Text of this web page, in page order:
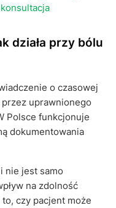
działa przy bólu
o czasowej
uprawnionego
Polsce funkcjonuje
dokumentowania
nie jest samo
na zdolność
czy pacjent może